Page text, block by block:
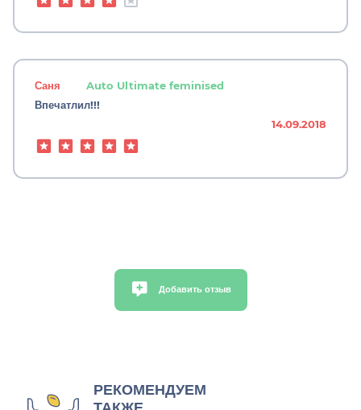
Саня
Auto Ultimate feminised
Впечатлил!!!
14.09.2018
Добавить отзыв
РЕКОМЕНДУЕМ